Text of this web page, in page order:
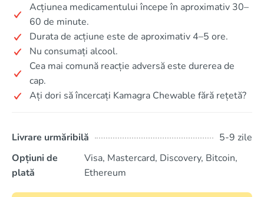
Acțiunea medicamentului începe în aproximativ 30–
60 de minute.
Durata de acțiune este de aproximativ 4–5 ore.
Nu consumați alcool.
Cea mai comună reacție adversă este durerea de
cap.
Ați dori să încercați Kamagra Chewable fără rețetă?
Livrare urmăribilă
5-9 zile
Opțiuni de
plată
Visa, Mastercard, Discovery, Bitcoin,
Ethereum